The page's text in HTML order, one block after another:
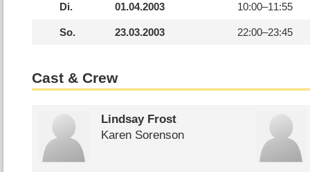
Di. 01.04.2003 10:00–11:55
So. 23.03.2003 22:00–23:45
Cast & Crew
Lindsay Frost
Karen Sorenson